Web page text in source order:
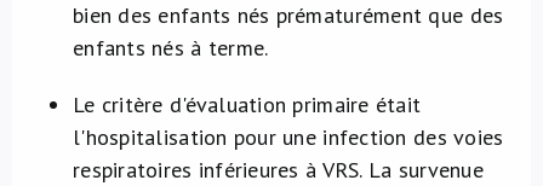
bien des enfants nés prématurément que des
enfants nés à terme.
Le critère d'évaluation primaire était
l'hospitalisation pour une infection des voies
respiratoires inférieures à VRS. La survenue